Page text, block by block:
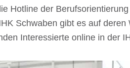
Hotline der
Schwa­ben gibt es auf
Inter­es­sierte online in der